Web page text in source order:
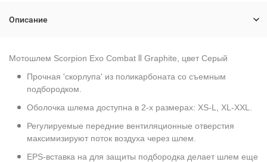
Описание
Мотошлем Scorpion Exo Combat
Graphite, цвет Серый
Прочная 'скорлупа' из поликарбоната со съемным
подбородком.
Оболочка шлема доступна в 2-х размерах: XS-L, XL-XXL.
Регулируемые передние вентиляционные отверстия
максимизируют поток воздуха через шлем.
EPS-вставка на для защиты подбородка делает шлем еще